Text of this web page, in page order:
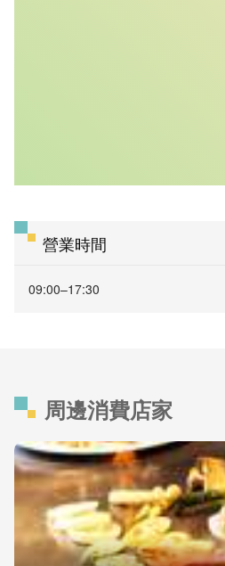
營業時間
09:00–17:30
周邊消費店家